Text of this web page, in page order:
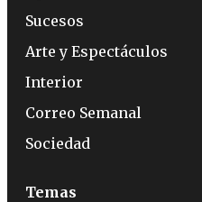
Sucesos
Arte y Espectáculos
Interior
Correo Semanal
Sociedad
Temas